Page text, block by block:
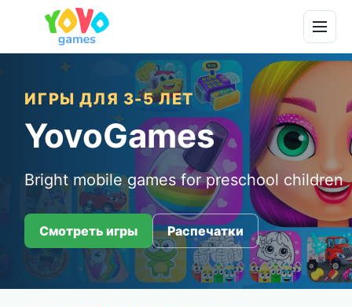
ИГРЫ ДЛЯ 3-5 ЛЕТ
YovoGames
Bright mobile games for preschool children
Смотреть игры Распечатки